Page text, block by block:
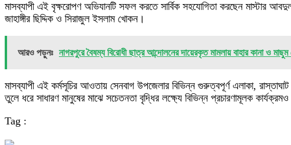
​মাসব্যাপী এই বৃক্ষরোপণ অভিযানটি সফল করতে সার্বিক সহযোগিতা করছেন মাস্টার
জাহাঙ্গীর ছিদ্দিক ও সিরাজুল ইসলাম খোকন।
আরও পড়ুনঃ নাগরপুরে বৈষম্য বিরোধী ছাত্র আন্দোলনের দায়েরকৃত মামলায় বাহার কানা ও
মাসব্যাপী এই কর্মসূচির আওতায় সেনবাগ উপজেলার বিভিন্ন গুরুত্বপূর্ণ এলাকা,
তুলে ধরে সাধারণ মানুষের মাঝে সচেতনতা বৃদ্ধির লক্ষ্যে বিভিন্ন প্রচারণামূলক কার্যক্রমও
Tag :